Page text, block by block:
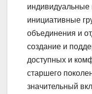
индивидуальные
инициативные
объединения и
создание и
доступных и
старшего
значительный